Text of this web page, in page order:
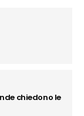
chiedono le